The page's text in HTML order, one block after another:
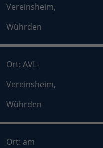
Vereinsheim,
Wührden
Ort: AVL-
Vereinsheim,
Wührden
Ort: am